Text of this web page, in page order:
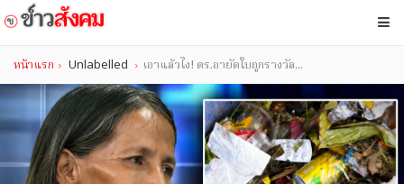
หน้าแรก Unlabelled เอาแล้วไง! ตร.อายัดใบถูกรางวัล...